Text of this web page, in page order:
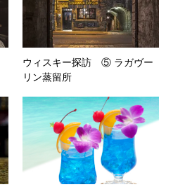
ウィスキー探訪 ⑤ ラガヴー
リン蒸留所